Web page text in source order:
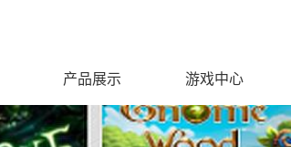
产品展示 游戏中心